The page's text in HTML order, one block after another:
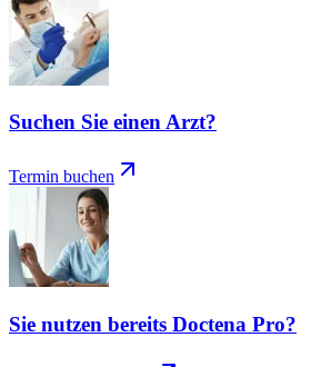
Suchen Sie einen Arzt?
Termin buchen
Sie nutzen bereits Doctena Pro?